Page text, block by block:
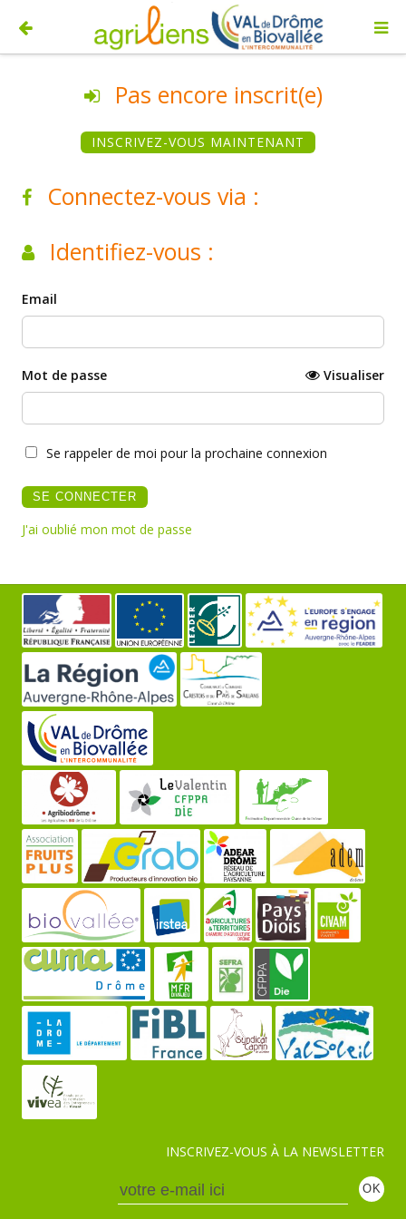
Pas encore inscrit(e)
INSCRIVEZ-VOUS MAINTENANT
Connectez-vous via :
Identifiez-vous :
Email
Mot de passe Visualiser
Se rappeler de moi pour la prochaine connexion
J'ai oublié mon mot de passe
INSCRIVEZ-VOUS À LA NEWSLETTER